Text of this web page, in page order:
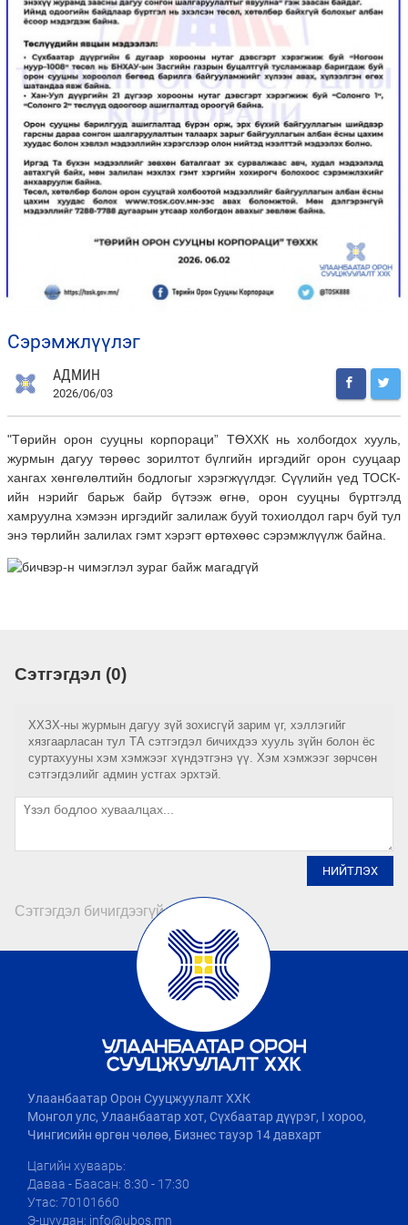
сэрэмжлүүлэг
АДМИН
2026/06/03
"Төрийн орон сууцны корпораци” ТӨХХК нь холбогдох хууль,
журмын дагуу төрөөс зорилтот бүлгийн иргэдийг орон сууцаар
хангах хөнгөлөлтийн бодлогыг хэрэгжүүлдэг. Сүүлийн үед ТОСК-
ийн нэрийг барьж байр бүтээж өгнө, орон сууцны бүртгэлд
хамруулна хэмээн иргэдийг залилаж бууй тохиолдол гарч буй тул
энэ төрлийн залилах гэмт хэрэгт өртөхөөс сэрэмжлүүлж байна.
Сэтгэгдэл (0)
ХХЗХ-ны журмын дагуу зүй зохисгүй зарим үг, хэллэгийг
хязгаарласан тул ТА сэтгэгдэл бичихдээ хууль зүйн болон ёс
суртахууны хэм хэмжээг хүндэтгэнэ үү. Хэм хэмжээг зөрчсөн
сэтгэгдэлийг админ устгах эрхтэй.
НИЙТЛЭХ
Сэтгэгдэл бичигдээгүй байна
Улаанбаатар Орон Сууцжуулалт ХХК
Монгол улс, Улаанбаатар хот, Сүхбаатар дүүрэг, I хороо,
Чингисийн өргөн чөлөө, Бизнес тауэр 14 давхарт
Цагийн хуваарь:
Даваа - Баасан: 8:30 - 17:30
Утас: 70101660
Э-шуудан: info@ubos.mn